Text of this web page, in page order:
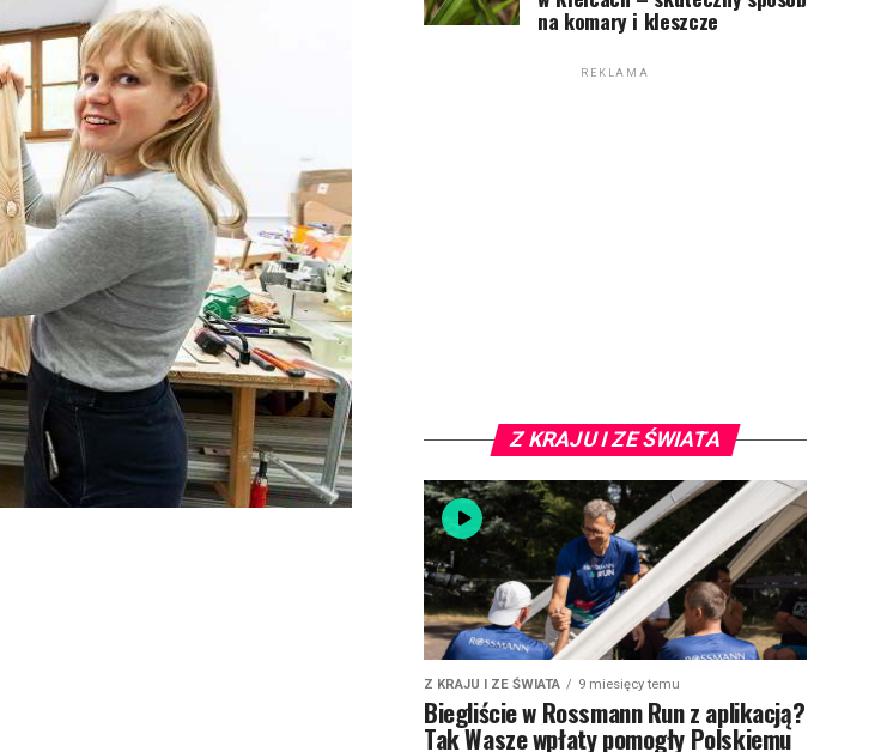
na komary i kleszcze
REKLAMA
Z KRAJU I ZE ŚWIATA
Z KRAJU I ZE ŚWIATA 9 miesięcy temu
Biegliście w Rossmann Run z aplikacją?
Tak Wasze wpłaty pomogły Polskiemu